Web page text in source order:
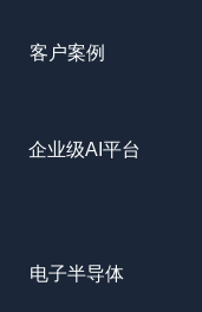
客户案例
企业级AI平台
电子半导体